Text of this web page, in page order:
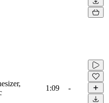
1:09 -